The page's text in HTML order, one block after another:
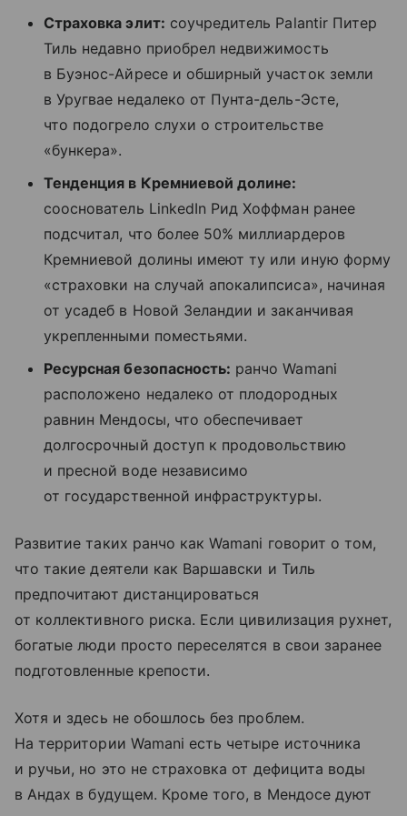
Страховка элит: соучредитель Palantir Питер
Тиль недавно приобрел недвижимость
в Буэнос-Айресе и обширный участок земли
в Уругвае недалеко от Пунта-дель-Эсте,
что подогрело слухи о строительстве
«бункера».
Тенденция в Кремниевой долине:
сооснователь LinkedIn Рид Хоффман ранее
подсчитал, что более 50% миллиардеров
Кремниевой долины имеют ту или иную форму
«страховки на случай апокалипсиса», начиная
от усадеб в Новой Зеландии и заканчивая
укрепленными поместьями.
Ресурсная безопасность: ранчо Wamani
расположено недалеко от плодородных
равнин Мендосы, что обеспечивает
долгосрочный доступ к продовольствию
и пресной воде независимо
от государственной инфраструктуры.
Развитие таких ранчо как Wamani говорит о том,
что такие деятели как Варшавски и Тиль
предпочитают дистанцироваться
от коллективного риска. Если цивилизация рухнет,
богатые люди просто переселятся в свои заранее
подготовленные крепости.
Хотя и здесь не обошлось без проблем.
На территории Wamani есть четыре источника
и ручьи, но это не страховка от дефицита воды
в Андах в будущем. Кроме того, в Мендосе дуют